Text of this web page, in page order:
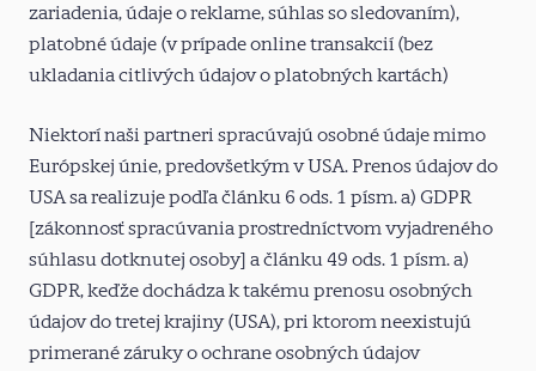
zariadenia, údaje o reklame, súhlas so sledovaním),
platobné údaje (v prípade online transakcií (bez
ukladania citlivých údajov o platobných kartách)
Niektorí naši partneri spracúvajú osobné údaje mimo
Európskej únie, predovšetkým v USA. Prenos údajov do
USA sa realizuje podľa článku 6 ods. 1 písm. a) GDPR
[zákonnosť spracúvania prostredníctvom vyjadreného
súhlasu dotknutej osoby] a článku 49 ods. 1 písm. a)
GDPR, keďže dochádza k takému prenosu osobných
údajov do tretej krajiny (USA), pri ktorom neexistujú
primerané záruky o ochrane osobných údajov